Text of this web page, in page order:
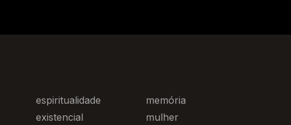
espiritualidade
existencial
memória
mulher